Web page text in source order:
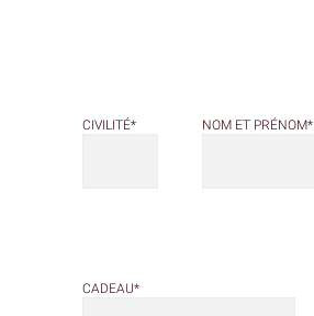
CIVILITÉ* NOM ET PRÉNOM*
CADEAU*